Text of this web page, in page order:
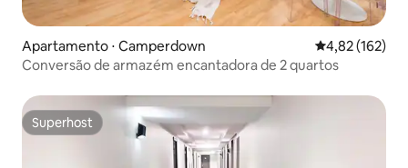
Apartamento ⋅ Camperdown 4,82 de uma
4,82 (162)
Conversão de armazém encantadora de 2 quartos
Superhost
Superhost